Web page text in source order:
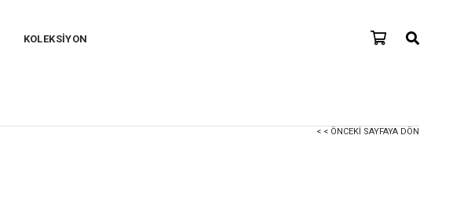
KOLEKSİYON
< < ÖNCEKI SAYFAYA DÖN